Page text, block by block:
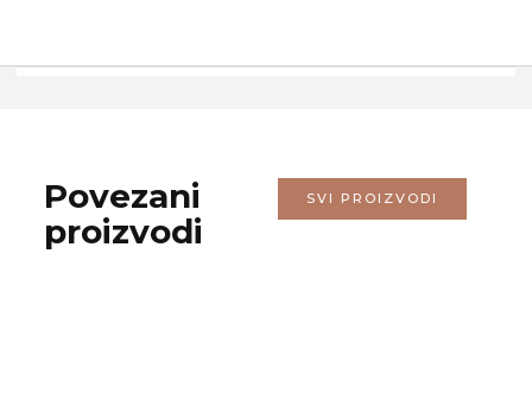
Povezani
proizvodi
SVI PROIZVODI